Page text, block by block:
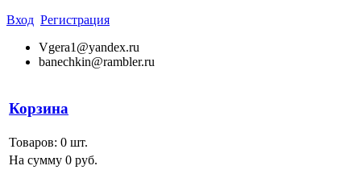
Вход Регистрация
Vgera1@yandex.ru
banechkin@rambler.ru
Корзина
Товаров: 0 шт.
На сумму 0 руб.